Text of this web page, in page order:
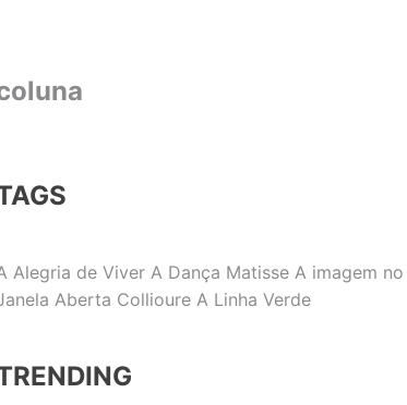
Alegria de Viver A Dança Matisse A imagem
Aberta Collioure A Linha Verde